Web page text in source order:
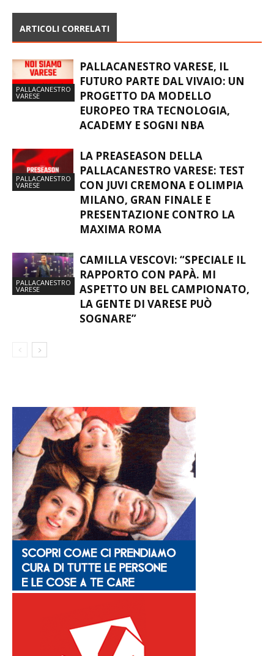
ARTICOLI CORRELATI
PALLACANESTRO
VARESE
PALLACANESTRO VARESE, IL
FUTURO PARTE DAL VIVAIO: UN
PROGETTO DA MODELLO
EUROPEO TRA TECNOLOGIA,
ACADEMY E SOGNI NBA
PALLACANESTRO
VARESE
LA PREASEASON DELLA
PALLACANESTRO VARESE: TEST
CON JUVI CREMONA E OLIMPIA
MILANO, GRAN FINALE E
PRESENTAZIONE CONTRO LA
MAXIMA ROMA
PALLACANESTRO
VARESE
CAMILLA VESCOVI: “SPECIALE IL
RAPPORTO CON PAPÀ. MI
ASPETTO UN BEL CAMPIONATO,
LA GENTE DI VARESE PUÒ
SOGNARE”